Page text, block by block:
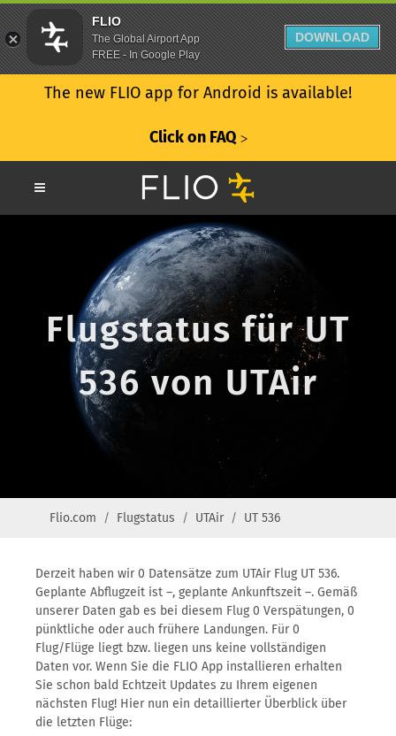
The new FLIO app for Android is available!
Click on FAQ ᐳ
Flugstatus für UT
536 von UTAir
Flio.com Flugstatus UTAir UT 536
Derzeit haben wir 0 Datensätze zum UTAir Flug UT 536.
Geplante Abflugzeit ist –, geplante Ankunftszeit –. Gemäß
unserer Daten gab es bei diesem Flug 0 Verspätungen, 0
pünktliche oder auch frühere Landungen. Für 0
Flug/Flüge liegt bzw. liegen uns keine vollständigen
Daten vor. Wenn Sie die FLIO App installieren erhalten
Sie schon bald Echtzeit Updates zu Ihrem eigenen
nächsten Flug! Hier nun ein detaillierter Überblick über
die letzten Flüge:
FLIO
The Global Airport App
FREE - In Google Play
DOWNLOAD